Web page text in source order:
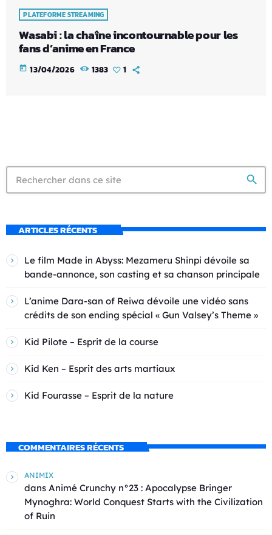
PLATEFORME STREAMING
Wasabi : la chaîne incontournable pour les
fans d’anime en France
today 13/04/2026 1383 1
search
ARTICLES RÉCENTS
Le film Made in Abyss: Mezameru Shinpi dévoile sa
bande-annonce, son casting et sa chanson principale
L’anime Dara-san of Reiwa dévoile une vidéo sans
crédits de son ending spécial « Gun Valsey’s Theme »
Kid Pilote – Esprit de la course
Kid Ken – Esprit des arts martiaux
Kid Fourasse – Esprit de la nature
COMMENTAIRES RÉCENTS
ANIMIX
dans Animé Crunchy n°23 : Apocalypse Bringer
Mynoghra: World Conquest Starts with the Civilization
of Ruin